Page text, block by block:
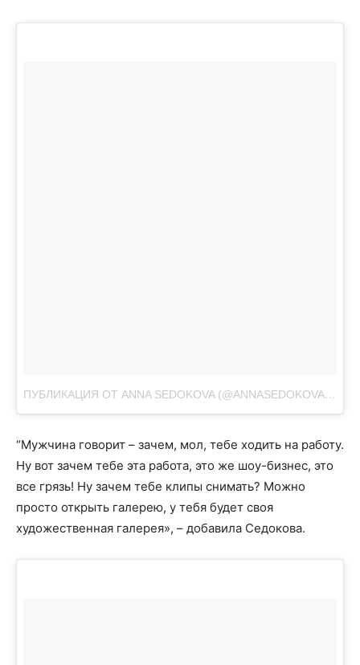
ПУБЛИКАЦИЯ ОТ ANNA SEDOKOVA (@ANNASEDOKOVA)
“Мужчина говорит – зачем, мол, тебе ходить на работу.
Ну вот зачем тебе эта работа, это же шоу-бизнес, это
все грязь! Ну зачем тебе клипы снимать? Можно
просто открыть галерею, у тебя будет своя
художественная галерея», – добавила Седокова.